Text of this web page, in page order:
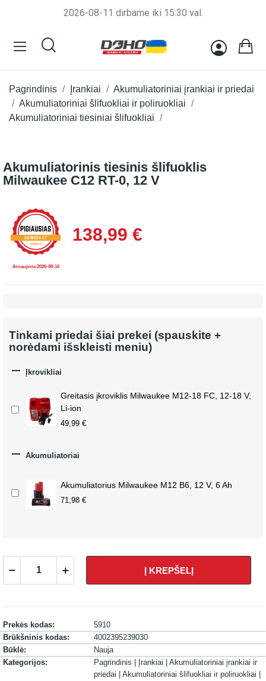
2026-08-11 dirbame iki 15:30 val.
Pagrindinis Įrankiai
Akumuliatoriniai įrankiai ir priedai
Akumuliatoriniai šlifuokliai ir poliruokliai
Akumuliatoriniai tiesiniai šlifuokliai
Akumuliatorinis tiesinis šlifuoklis
Milwaukee C12 RT-0, 12 V
138,99 €
Atnaujinta 2026-08-10
Tinkami priedai šiai prekei (spauskite +
norėdami išskleisti meniu)
 Įkrovikliai
Greitasis įkroviklis Milwaukee M12-18 FC, 12-18 V,
Li-ion
49,99 €
 Akumuliatoriai
Akumuliatorius Milwaukee M12 B6, 12 V, 6 Ah
71,98 €
Į KREPŠELĮ
Prekės kodas:
5910
Brūkšninis kodas:
4002395239030
Būklė:
Nauja
Kategorijos:
Pagrindinis | Įrankiai | Akumuliatoriniai įrankiai ir
priedai | Akumuliatoriniai šlifuokliai ir poliruokliai |